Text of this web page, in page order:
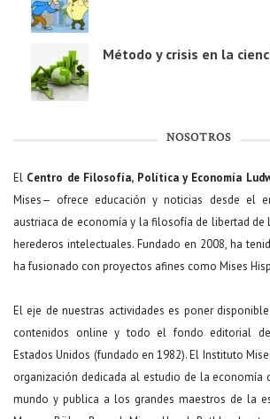
Método y crisis en la
NOSOTROS
El Centro de Filosofía, Política y Economía
Mises— ofrece educación y noticias desde el
austriaca de economía y la filosofía de libertad de
herederos intelectuales. Fundado en 2008, ha
ha fusionado con proyectos afines como Mises
El eje de nuestras actividades es poner
contenidos online y todo el fondo editorial
Estados Unidos (fundado en 1982). El Instituto
organización dedicada al estudio de la economía
mundo y publica a los grandes maestros de la